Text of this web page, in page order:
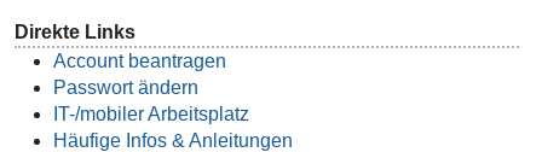
Direkte Links
Account beantragen
Passwort ändern
IT-/mobiler Arbeitsplatz
Häufige Infos & Anleitungen